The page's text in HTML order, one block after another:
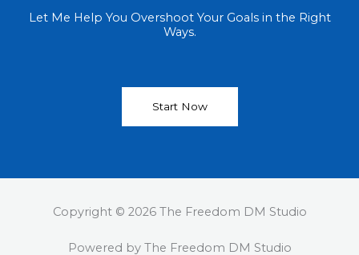
Let Me Help You Overshoot Your Goals in the Right
Ways.
Start Now
Copyright © 2026 The Freedom DM Studio
Powered by The Freedom DM Studio